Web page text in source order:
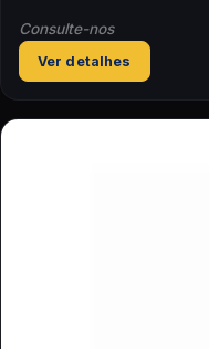
Consulte-nos
Ver detalhes